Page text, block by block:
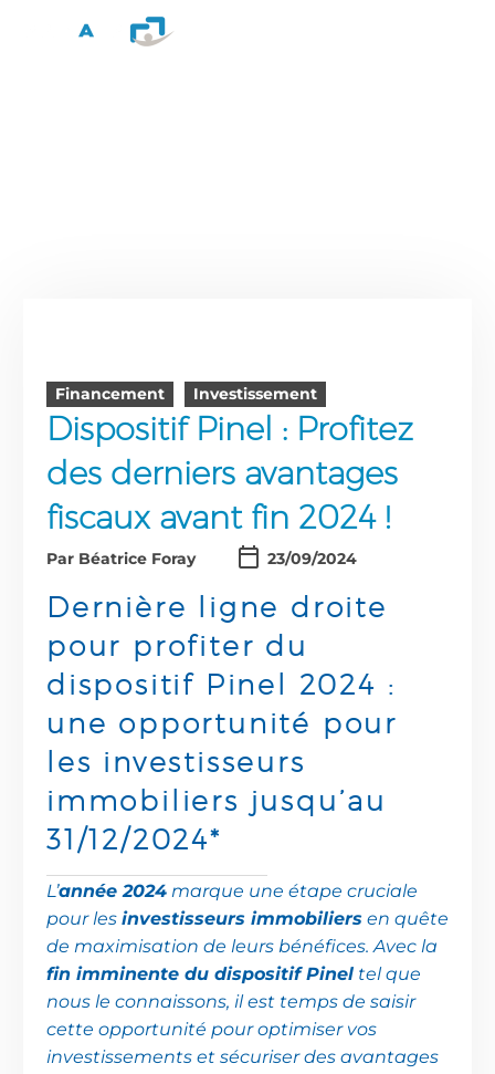
Financement Investissement
Dispositif Pinel : Profitez
des derniers avantages
fiscaux avant fin 2024 !
Par Béatrice Foray 23/09/2024
Dernière ligne droite
pour profiter du
dispositif Pinel 2024 :
une opportunité pour
les investisseurs
immobiliers jusqu’au
31/12/2024*
L’année 2024 marque une étape cruciale
pour les investisseurs immobiliers en quête
de maximisation de leurs bénéfices. Avec la
fin imminente du dispositif Pinel tel que
nous le connaissons, il est temps de saisir
cette opportunité pour optimiser vos
investissements et sécuriser des avantages